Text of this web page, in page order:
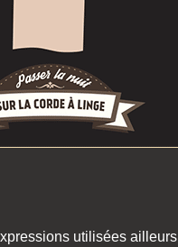
utilisées ailleurs